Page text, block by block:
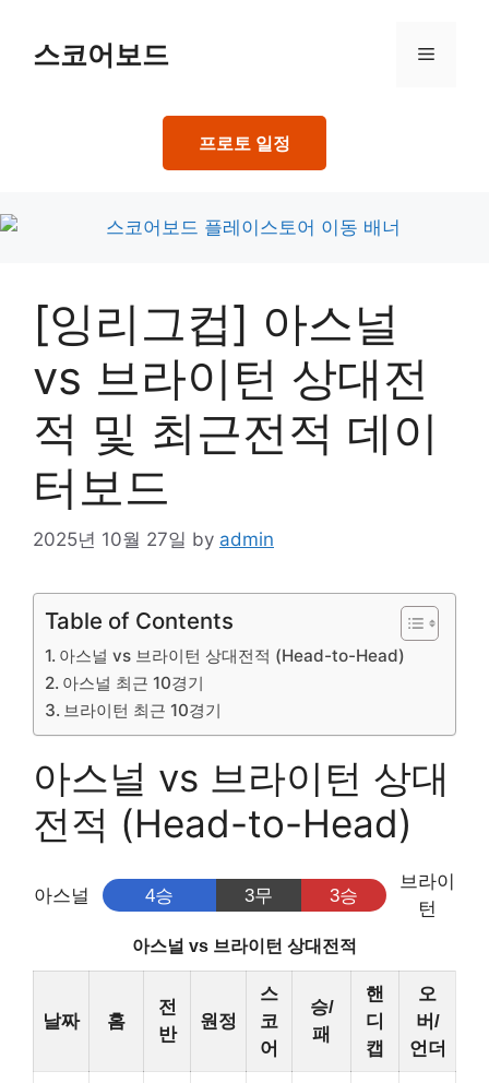
content스코어보드 Menu
프로토 일정
[잉리그컵] 아스널
vs 브라이턴 상대전
적 및 최근전적 데이
터보드
2025년 10월 27일 by admin
Table of Contents
아스널 vs 브라이턴 상대전적 (Head-to-Head)
아스널 최근 10경기
브라이턴 최근 10경기
아스널 vs 브라이턴 상대
전적 (Head-to-Head)
아스널 4승 3무 3승
브라이
턴
아스널 vs 브라이턴 상대전적
날짜 홈
전
반
원정
스
코
어
승/
패
핸
디
캡
오
버/
언더